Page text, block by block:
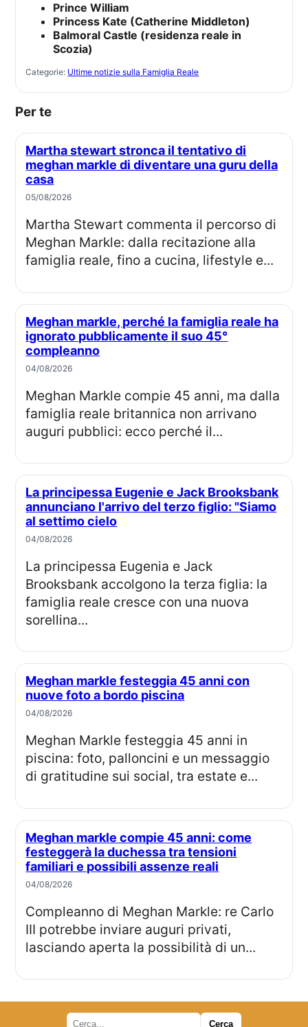
Prince William
Princess Kate (Catherine Middleton)
Balmoral Castle (residenza reale in
Scozia)
Categorie: Ultime notizie sulla Famiglia Reale
Per te
Martha stewart stronca il tentativo di
meghan markle di diventare una guru della
casa
05/08/2026
Martha Stewart commenta il percorso di
Meghan Markle: dalla recitazione alla
famiglia reale, fino a cucina, lifestyle e...
Meghan markle, perché la famiglia reale ha
ignorato pubblicamente il suo 45°
compleanno
04/08/2026
Meghan Markle compie 45 anni, ma dalla
famiglia reale britannica non arrivano
auguri pubblici: ecco perché il...
La principessa Eugenie e Jack Brooksbank
annunciano l'arrivo del terzo figlio: "Siamo
al settimo cielo
04/08/2026
La principessa Eugenia e Jack
Brooksbank accolgono la terza figlia: la
famiglia reale cresce con una nuova
sorellina...
Meghan markle festeggia 45 anni con
nuove foto a bordo piscina
04/08/2026
Meghan Markle festeggia 45 anni in
piscina: foto, palloncini e un messaggio
di gratitudine sui social, tra estate e...
Meghan markle compie 45 anni: come
festeggerà la duchessa tra tensioni
familiari e possibili assenze reali
04/08/2026
Compleanno di Meghan Markle: re Carlo
III potrebbe inviare auguri privati,
lasciando aperta la possibilità di un...